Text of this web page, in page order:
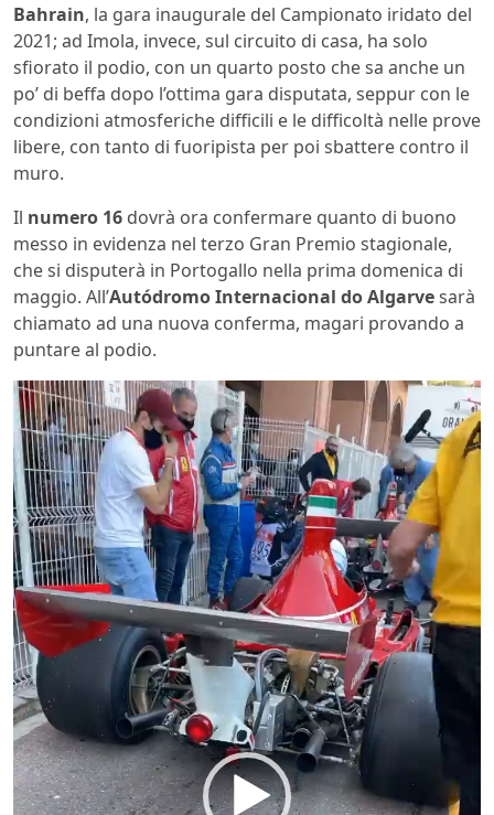
Bahrain, la gara inaugurale del Campionato iridato del
2021; ad Imola, invece, sul circuito di casa, ha solo
sfiorato il podio, con un quarto posto che sa anche un
po’ di beffa dopo l’ottima gara disputata, seppur con le
condizioni atmosferiche difficili e le difficoltà nelle prove
libere, con tanto di fuoripista per poi sbattere contro il
muro.
Il numero 16 dovrà ora confermare quanto di buono
messo in evidenza nel terzo Gran Premio stagionale,
che si disputerà in Portogallo nella prima domenica di
maggio. All’Autódromo Internacional do Algarvesarà
chiamato ad una nuova conferma, magari provando a
puntare al podio.
Video
Player